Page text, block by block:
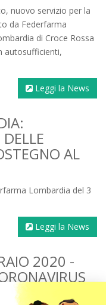
nuovo servizio per la
da Federfarma
di Croce Rossa
autosufficienti,
Leggi la News
AL
Lombardia del 3
Leggi la News
2020 -
del 25 febbraio del